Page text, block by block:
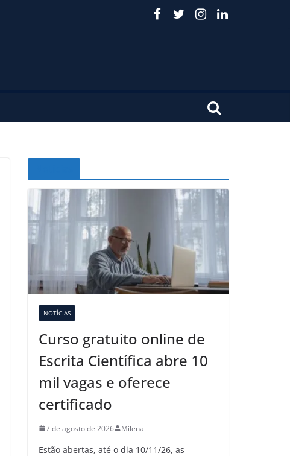
NOTÍCIAS
Curso gratuito online de
Escrita Científica abre 10
mil vagas e oferece
certificado
7 de agosto de 2026 Milena
Estão abertas, até o dia 10/11/26, as